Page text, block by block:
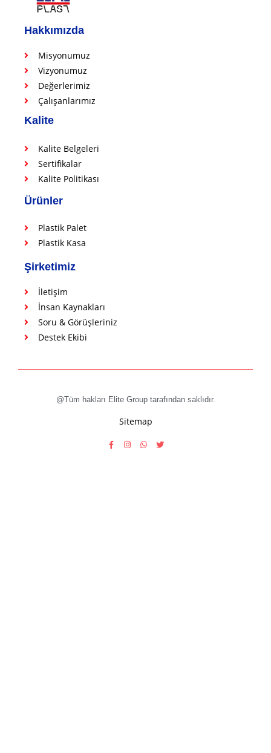
Hakkımızda
Misyonumuz
Vizyonumuz
Değerlerimiz
Çalışanlarımız
Kalite
Kalite Belgeleri
Sertifikalar
Kalite Politikası
Ürünler
Plastik Palet
Plastik Kasa
Şirketimiz
İletişim
İnsan Kaynakları
Soru & Görüşleriniz
Destek Ekibi
@Tüm hakları Elite Group tarafından saklıdır.
Sitemap